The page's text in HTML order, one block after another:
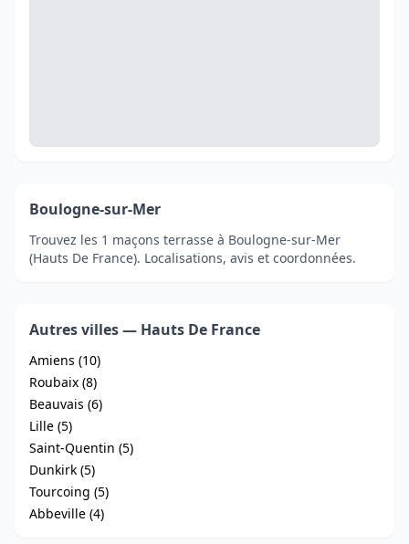
Boulogne-sur-Mer
Trouvez les 1 maçons terrasse à Boulogne-sur-Mer
(Hauts De France). Localisations, avis et coordonnées.
Autres villes — Hauts De France
Amiens (10)
Roubaix (8)
Beauvais (6)
Lille (5)
Saint-Quentin (5)
Dunkirk (5)
Tourcoing (5)
Abbeville (4)